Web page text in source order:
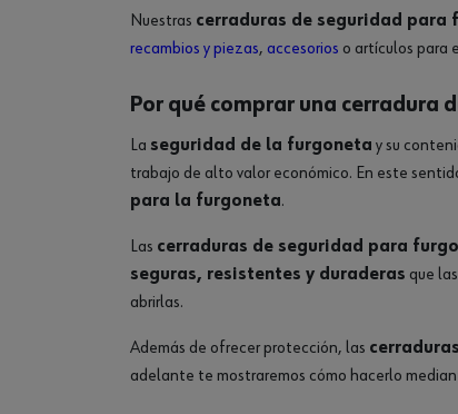
Nuestras cerraduras de seguridad para
recambios y piezas, accesorios o artículos para
Por qué comprar una cerradura
La seguridad de la furgoneta y su
trabajo de alto valor económico. En este
para la furgoneta.
Las cerraduras de seguridad para
seguras, resistentes y duraderas que
abrirlas.
Además de ofrecer protección, las
adelante te mostraremos cómo hacerlo